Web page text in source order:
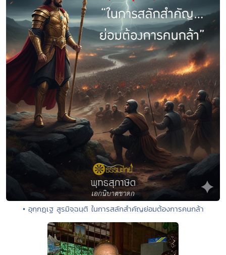
• อุกฺกฏฺเฐ สูรมิจฺฉนฺติ ในการสลักสำคัญย่อมต้องการคนกล้า